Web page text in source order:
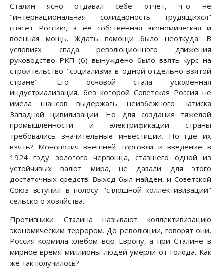
Сталин ясно отдавал себе отчет, что не
"интернациональная солидарность трудящихся"
спасет Россию, а ее собственная экономическая и
военная мощь. Ждать помощи было неоткуда. В
условиях спада революционного движения
руководство РКП (б) вынуждено было взять курс на
строительство "социализма в одной отдельно взятой
стране". Его основой стала ускоренная
индустриализация, без которой Советская Россия не
имела шансов выдержать неизбежного натиска
Западной цивилизации. Но для создания тяжелой
промышленности и электрификации страны
требовались значительные инвестиции. Но где их
взять? Монополия внешней торговли и введение в
1924 году золотого червонца, ставшего одной из
устойчивых валют мира, не давали для этого
достаточных средств. Выход был найден, и Советской
Союз вступил в полосу "сплошной коллективизации"
сельского хозяйства.
Противники Сталина называют коллективизацию
экономическим террором. До революции, говорят они,
Россия кормила хлебом всю Европу, а при Сталине в
мирное время миллионы людей умерли от голода. Как
же так получилось?